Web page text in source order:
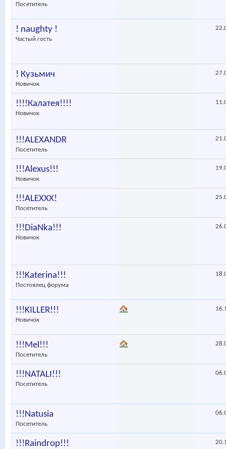
Посетитель
! naughty !
Частый гость
! Кузьмич
Новичок
!!!!Калатея!!!!
Новичок
!!!ALEXANDR
Посетитель
!!!Alexus!!!
Новичок
!!!ALEXXX!
Посетитель
!!!DiaNka!!!
Новичок
!!!Katerina!!!
Постоялец форума
!!!KILLER!!!
Новичок
!!!Mel!!!
Посетитель
!!!NATALI!!!
Посетитель
!!!Natusia
Посетитель
!!!Raindrop!!!